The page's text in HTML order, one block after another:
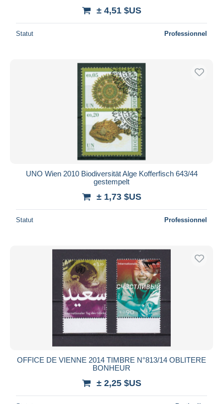
± 4,51 $US
Statut Professionnel
UNO Wien 2010 Biodiversität Alge Kofferfisch 643/44
gestempelt
± 1,73 $US
Statut Professionnel
OFFICE DE VIENNE 2014 TIMBRE N°813/14 OBLITERE
BONHEUR
± 2,25 $US